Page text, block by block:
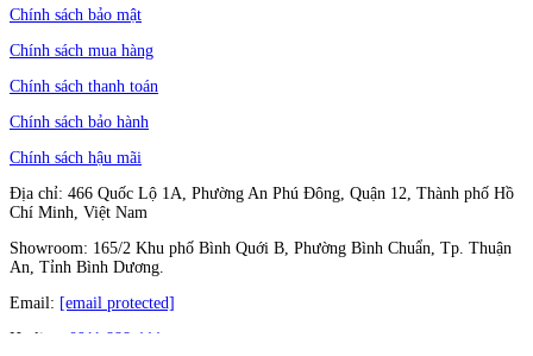
Chính sách bảo mật
Chính sách mua hàng
Chính sách thanh toán
Chính sách bảo hành
Chính sách hậu mãi
Địa chỉ: 466 Quốc Lộ 1A, Phường An Phú Đông, Quận 12, Thành phố Hồ
Chí Minh, Việt Nam
Showroom: 165/2 Khu phố Bình Quới B, Phường Bình Chuẩn, Tp. Thuận
An, Tỉnh Bình Dương.
Email: [email protected]
Hotline: 0911 888 444